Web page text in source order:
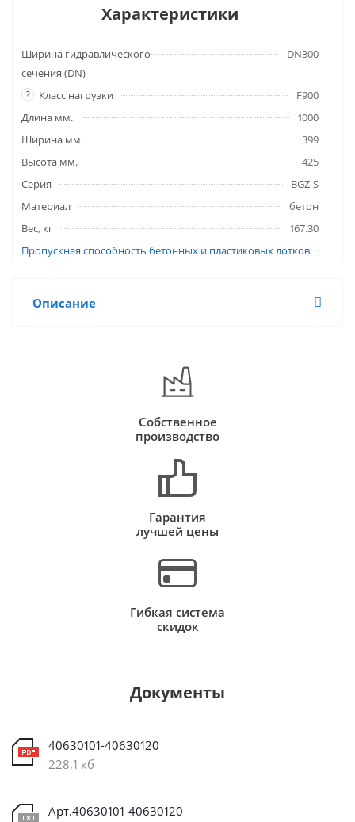
Характеристики
Ширина гидравлического
сечения (DN)
DN300
? Класс нагрузки
F900
Длина мм.
1000
Ширина мм.
399
Высота мм.
425
Серия
BGZ-S
Материал
бетон
Вес, кг
167.30
Пропускная способность бетонных и пластиковых лотков
Описание
Собственное
производство
Гарантия
лучшей цены
Гибкая система
скидок
Документы
40630101-40630120
228,1 кб
Арт.40630101-40630120